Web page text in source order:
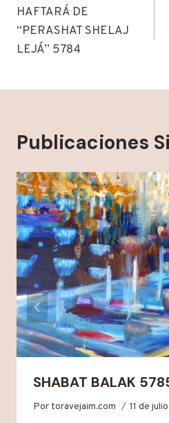
de
entradas
HAFTARÁ DE
“PERASHAT SHELAJ
LEJÁ” 5784
Publicaciones
SHABAT BALAK
Por toravejaim.com 11 de